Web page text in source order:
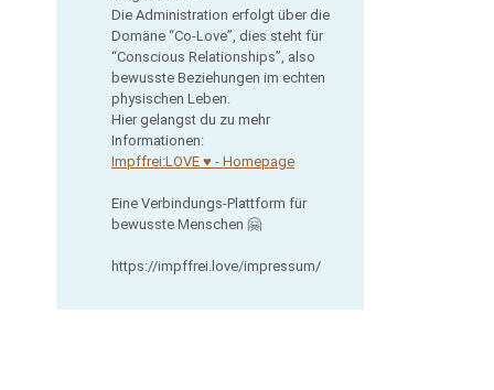
Die Administration erfolgt über die
Domäne “Co-Love”, dies steht für
“Conscious Relationships”, also
bewusste Beziehungen im echten
physischen Leben.
Hier gelangst du zu mehr
Informationen:
Impffrei:LOVE ♥ - Homepage
Eine Verbindungs-Plattform für
bewusste Menschen 🤗
https://impffrei.love/impressum/